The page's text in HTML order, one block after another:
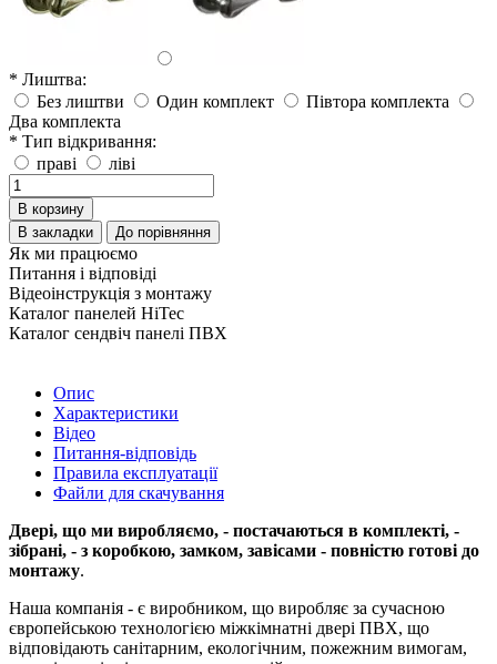
* Лиштва:
Без лиштви
Один комплект
Півтора комплекта
Два комплекта
* Тип відкривання:
праві
ліві
В корзину
В закладки
До порівняння
Як ми працюємо
Питання і відповіді
Відеоінструкція з монтажу
Каталог панелей HiTec
Каталог сендвіч панелі ПВХ
Опис
Характеристики
Відео
Питання-відповідь
Правила експлуатації
Файли для скачування
Двері, що ми виробляємо, - постачаються в комплекті, -
зібрані, - з коробкою, замком, завісами - повністю готові до
монтажу.
Наша компанія - є виробником, що виробляє за сучасною
європейською технологією міжкімнатні двері ПВХ, що
відповідають санітарним, екологічним, пожежним вимогам,